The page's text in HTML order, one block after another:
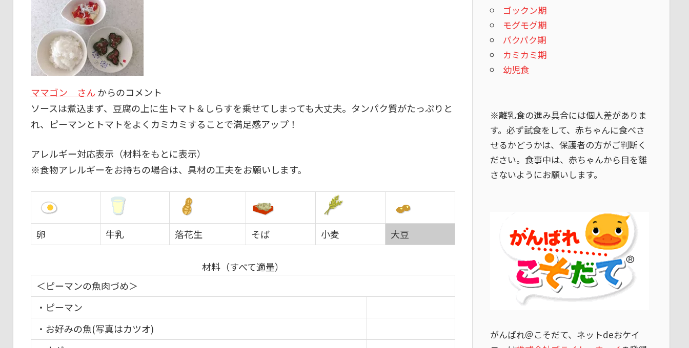
ママゴン さんからのコメント
ソースは煮込まず、豆腐の上に生トマト＆しらすを乗せてしまっても大丈夫。タンパク質がたっぷりと
れ、ピーマンとトマトをよくカミカミすることで満足感アップ！
アレルギー対応表示（材料をもとに表示）
※食物アレルギーをお持ちの場合は、具材の工夫をお願いします。
卵 牛乳 落花生 そば 小麦 大豆
材料（すべて適量）
＜ピーマンの魚肉づめ＞
・ピーマン
・お好みの魚(写真はカツオ)
ゴックン期
モグモグ期
パクパク期
カミカミ期
幼児食
※離乳食の進み具合には個人差がありま
す。必ず試食をして、赤ちゃんに食べさ
せるかどうかは、保護者の方がご判断く
ださい。食事中は、赤ちゃんから目を離
さないようにお願いします。
がんばれ＠こそだて、ネットdeおケイ